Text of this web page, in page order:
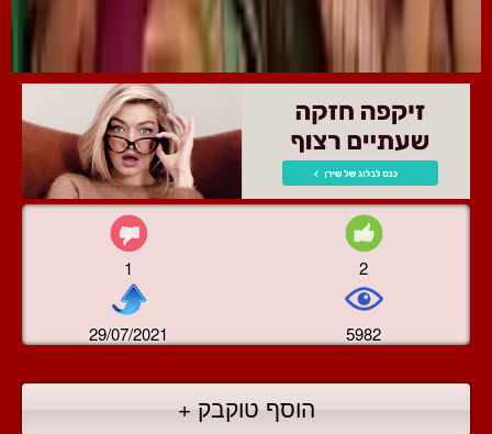
1 2
29/07/2021 5982
הוסף טוקבק +